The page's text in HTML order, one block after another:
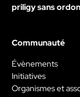
priligy sans
Communauté
Évènements
Initiatives
Organismes et